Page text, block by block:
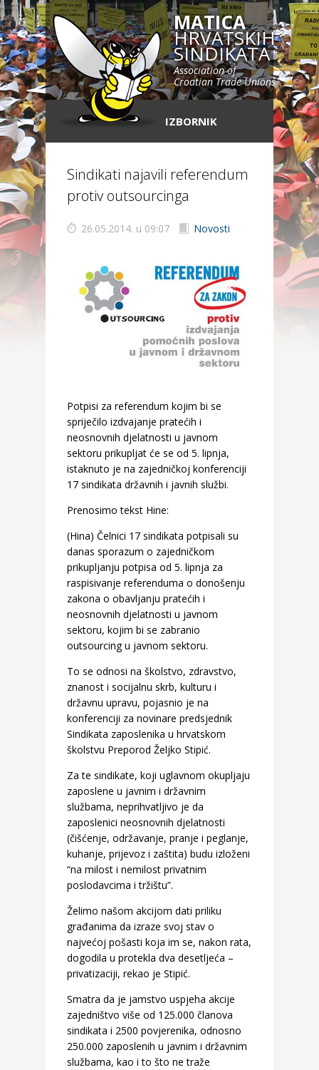
MATICA
HRVATSKIH
SINDIKATA
Association of
Croatian Trade Unions
IZBORNIK
Sindikati najavili referendum
protiv outsourcinga
26.05.2014. u 09:07 Novosti
Potpisi za referendum kojim bi se
spriječilo izdvajanje pratećih i
neosnovnih djelatnosti u javnom
sektoru prikupljat će se od 5. lipnja,
istaknuto je na zajedničkoj konferenciji
17 sindikata državnih i javnih službi.
Prenosimo tekst Hine:
(Hina) Čelnici 17 sindikata potpisali su
danas sporazum o zajedničkom
prikupljanju potpisa od 5. lipnja za
raspisivanje referenduma o donošenju
zakona o obavljanju pratećih i
neosnovnih djelatnosti u javnom
sektoru, kojim bi se zabranio
outsourcing u javnom sektoru.
To se odnosi na školstvo, zdravstvo,
znanost i socijalnu skrb, kulturu i
državnu upravu, pojasnio je na
konferenciji za novinare predsjednik
Sindikata zaposlenika u hrvatskom
školstvu Preporod Željko Stipić.
Za te sindikate, koji uglavnom okupljaju
zaposlene u javnim i državnim
službama, neprihvatljivo je da
zaposlenici neosnovnih djelatnosti
(čišćenje, održavanje, pranje i peglanje,
kuhanje, prijevoz i zaštita) budu izloženi
“na milost i nemilost privatnim
poslodavcima i tržištu”.
Želimo našom akcijom dati priliku
građanima da izraze svoj stav o
najvećoj pošasti koja im se, nakon rata,
dogodila u protekla dva desetljeća –
privatizaciji, rekao je Stipić.
Smatra da je jamstvo uspjeha akcije
zajedništvo više od 125.000 članova
sindikata i 2500 povjerenika, odnosno
250.000 zaposlenih u javnim i državnim
službama, kao i to što ne traže